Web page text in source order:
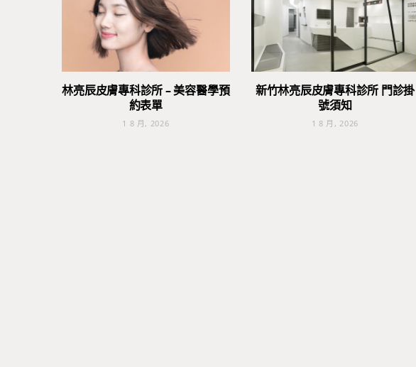
林亮辰皮膚專科診所 – 美容醫學預
約表單
1 8 月, 2026
新竹林亮辰皮膚專科診所 門診掛
號須知
1 8 月, 2026